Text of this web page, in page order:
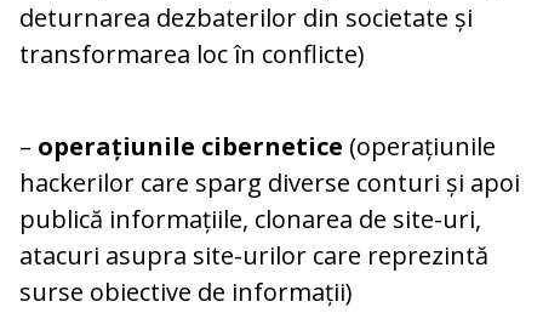
deturnarea dezbaterilor din societate și
transformarea loc în conflicte)
– operațiunile cibernetice (operațiunile
hackerilor care sparg diverse conturi și apoi
publică informațiile, clonarea de site-uri,
atacuri asupra site-urilor care reprezintă
surse obiective de informații)